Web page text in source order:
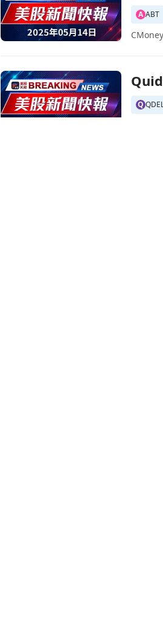
A ABT
前往QuidelOrtho Q1 2025 財報亮眼
Q